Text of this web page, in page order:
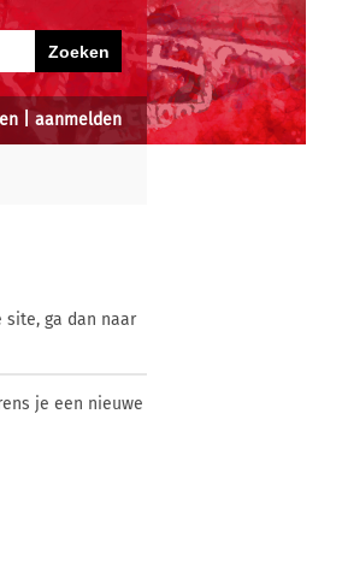
aanmelden
site, ga dan naar
je een nieuwe